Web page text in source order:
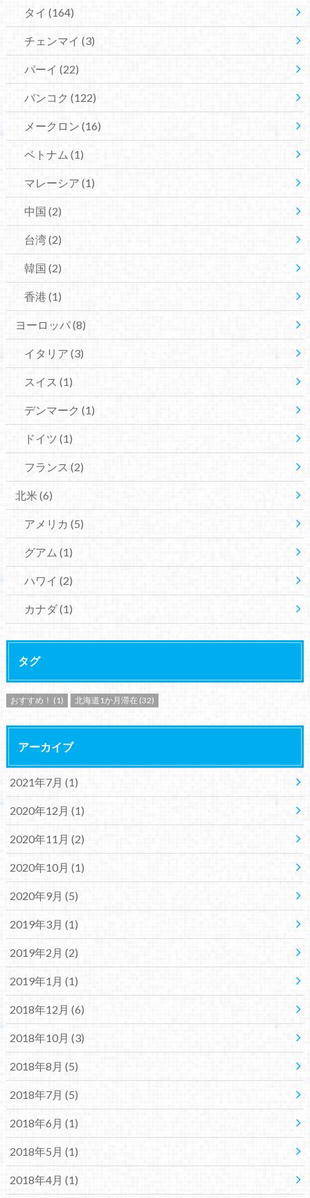
タイ (164)
チェンマイ (3)
パーイ (22)
バンコク (122)
メークロン (16)
ベトナム (1)
マレーシア (1)
中国 (2)
台湾(2)
韓国 (2)
香港 (1)
ヨーロッパ(8)
イタリア (3)
スイス (1)
デンマーク (1)
ドイツ (1)
フランス (2)
北米(6)
アメリカ (5)
グアム (1)
ハワイ (2)
カナダ(1)
タグ
おすすめ！ (1) 北海道1か月滞在 (32)
アーカイブ
2021年7月 (1)
2020年12月 (1)
2020年11月 (2)
2020年10月 (1)
2020年9月 (5)
2019年3月 (1)
2019年2月 (2)
2019年1月 (1)
2018年12月 (6)
2018年10月 (3)
2018年8月 (5)
2018年7月 (5)
2018年6月 (1)
2018年5月 (1)
2018年4月 (1)